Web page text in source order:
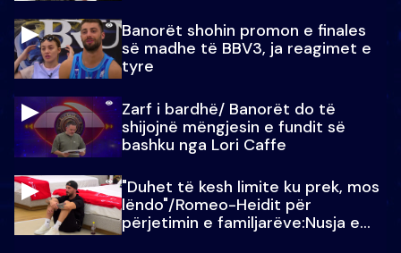
Banorët shohin promon e finales
së madhe të BBV3, ja reagimet e
tyre
Zarf i bardhë/ Banorët do të
shijojnë mëngjesin e fundit së
bashku nga Lori Caffe
"Duhet të kesh limite ku prek, mos
lëndo"/Romeo-Heidit për
përjetimin e familjarëve:Nusja e